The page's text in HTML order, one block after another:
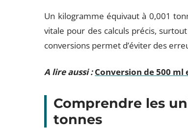
Un kilogramme équivaut à 0,001
vitale pour des calculs précis,
conversions permet d’éviter des
A lire aussi : Conversion de 500 ml
Comprendre les
tonnes